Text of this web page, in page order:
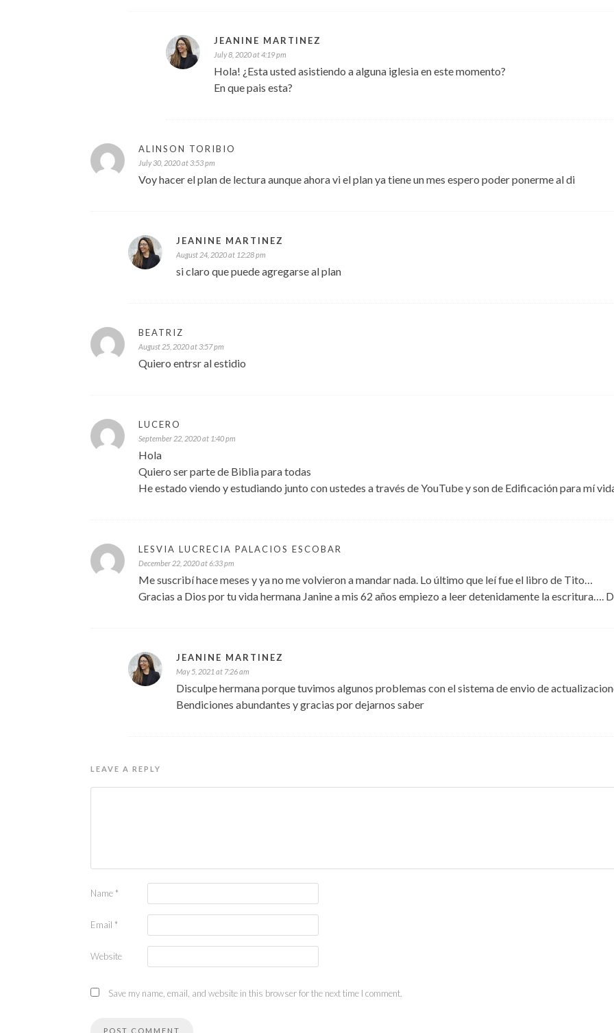
JEANINE MARTINEZ
July 8, 2020 at 4:19 pm
Hola! ¿Esta usted asistiendo a alguna iglesia en este momento?
En que pais esta?
ALINSON TORIBIO
July 30, 2020 at 3:53 pm
Voy hacer el plan de lectura aunque ahora vi el plan ya tiene un mes espero poder ponerme al di
JEANINE MARTINEZ
August 24, 2020 at 12:28 pm
si claro que puede agregarse al plan
BEATRIZ
August 25, 2020 at 3:57 pm
Quiero entrsr al estidio
LUCERO
September 22, 2020 at 1:40 pm
Hola
Quiero ser parte de Biblia para todas
He estado viendo y estudiando junto con ustedes a través de YouTube y son de Edificación para mí
LESVIA LUCRECIA PALACIOS ESCOBAR
December 22, 2020 at 6:33 pm
Me suscribí hace meses y ya no me volvieron a mandar nada. Lo último que leí fue el libro de Tito…
Gracias a Dios por tu vida hermana Janine a mis 62 años empiezo a leer detenidamente la escritura….
JEANINE MARTINEZ
May 5, 2021 at 7:26 am
Disculpe hermana porque tuvimos algunos problemas con el sistema de envio de
Bendiciones abundantes y gracias por dejarnos saber
LEAVE A REPLY
Name *
Email *
Website
Save my name, email, and website in this browser for the next time I comment.